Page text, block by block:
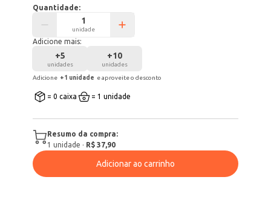
Quantidade:
unidade
Adicione mais:
+5
unidades
+10
unidades
Adicione +1 unidade e aproveite o desconto
= 0 caixa = 1 unidade
Resumo da compra:
1 unidade · R$ 37,90
Adicionar ao carrinho